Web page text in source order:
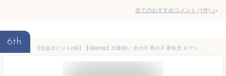
全てのおすすめコメント (1件) >
6th
【全品ポイント2倍】【39shop】出産祝い 女の子 男の子 新生児 ギフトセット 【2点セット】プレゼント ベビーギフト 日本製 お祝い スタイ ニギニギ ( おもちゃ ラトル よだれかけ 綿 ピンク/グレー )